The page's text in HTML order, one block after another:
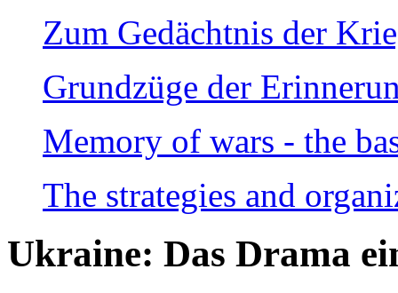
Zum Gedächtnis der
Grundzüge der
Memory of wars - the
The strategies and
Ukraine: Das Drama